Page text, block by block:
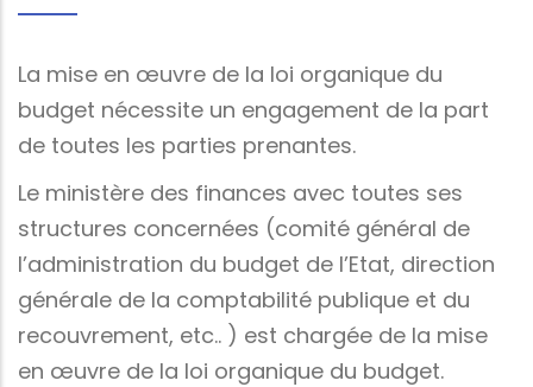
La mise en œuvre de la loi organique du
budget nécessite un engagement de la part
de toutes les parties prenantes.
Le ministère des finances avec toutes ses
structures concernées (comité général de
l’administration du budget de l’Etat, direction
générale de la comptabilité publique et du
recouvrement, etc.. ) est chargée de la mise
en œuvre de la loi organique du budget.